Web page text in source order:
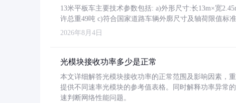
13米平板车主要技术参数包括: a)外形尺寸:长13m×宽
许总重49吨 c)符合国家道路车辆外廓尺寸及轴荷限值标准
2026年8月4日
光模块接收功率多少是正常
本文详细解答光模块接收功率的正常范围及影响因素，
提供不同速率光模块的参考值表格。同时解释功率异常
速判断网络性能问题。